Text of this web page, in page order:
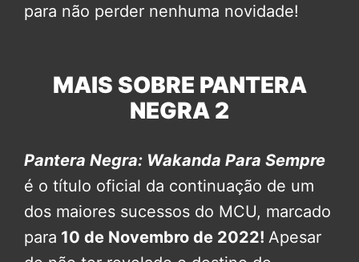
para não perder nenhuma novidade!
MAIS SOBRE PANTERA
NEGRA 2
Pantera Negra: Wakanda Para Sempre
é o título oficial da continuação de um
dos maiores sucessos do MCU, marcado
para 10 de Novembro de 2022! Apesar